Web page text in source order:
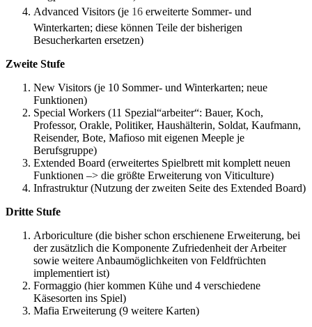
Advanced Visitors (je 16 erweiterte Sommer- und
Winterkarten; diese können Teile der bisherigen
Besucherkarten ersetzen)
Zweite Stufe
New Visitors (je 10 Sommer- und Winterkarten; neue
Funktionen)
Special Workers (11 Spezial“arbeiter“: Bauer, Koch,
Professor, Orakle, Politiker, Haushälterin, Soldat, Kaufmann,
Reisender, Bote, Mafioso mit eigenen Meeple je
Berufsgruppe)
Extended Board (erweitertes Spielbrett mit komplett neuen
Funktionen –> die größte Erweiterung von Viticulture)
Infrastruktur (Nutzung der zweiten Seite des Extended Board)
Dritte Stufe
Arboriculture (die bisher schon erschienene Erweiterung, bei
der zusätzlich die Komponente Zufriedenheit der Arbeiter
sowie weitere Anbaumöglichkeiten von Feldfrüchten
implementiert ist)
Formaggio (hier kommen Kühe und 4 verschiedene
Käsesorten ins Spiel)
Mafia Erweiterung (9 weitere Karten)